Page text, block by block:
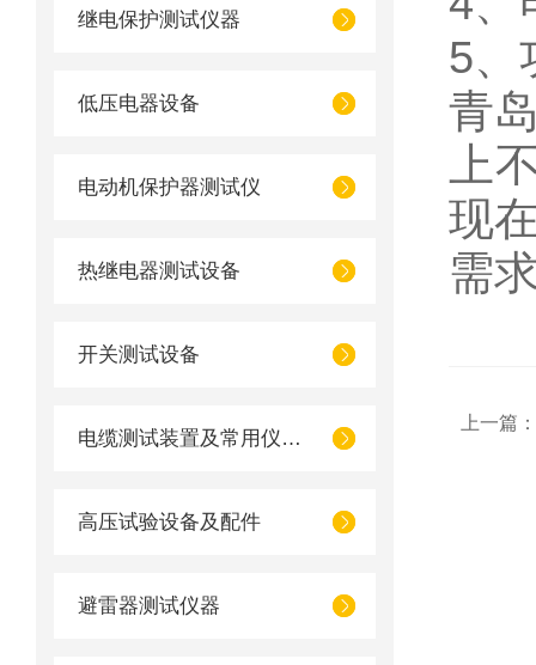
继电保护测试仪器
低压电器设备
电动机保护器测试仪
热继电器测试设备
开关测试设备
电缆测试装置及常用仪器仪表
高压试验设备及配件
避雷器测试仪器
5、
青
上
现
需
上一篇：